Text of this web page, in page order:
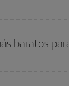
son
baratos